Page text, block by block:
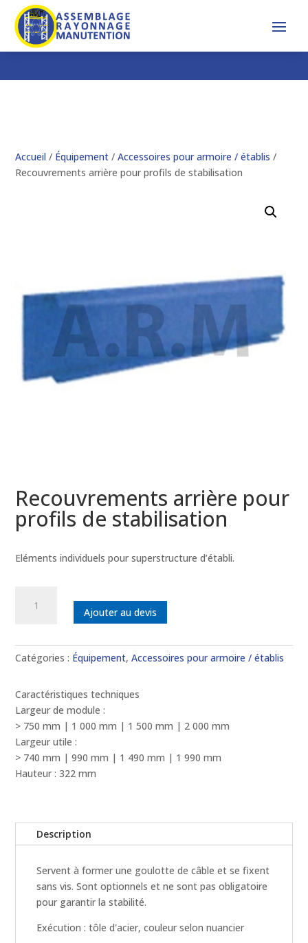
Accueil / Équipement /Accessoires pour armoire / établis /
Recouvrements arrière pour profils de stabilisation
Recouvrements arrière pour
profils de stabilisation
Eléments individuels pour superstructure d’établi.
Recouvrements
pour
de
stabilisation
Ajouter au devis
Catégories : Équipement,Accessoires pour armoire / établis
Caractéristiques techniques
Largeur de module :
> 750 mm | 1 000 mm | 1 500 mm | 2 000 mm
Largeur utile :
> 740 mm | 990 mm | 1 490 mm | 1 990 mm
Hauteur : 322 mm
Description
Servent à former une goulotte de câble et se fixent
sans vis. Sont optionnels et ne sont pas obligatoire
pour garantir la stabilité.
Exécution : tôle d'acier, couleur selon nuancier